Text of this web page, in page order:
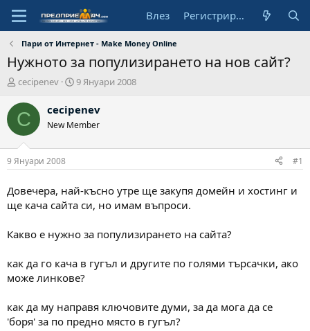
Влез Регистрирай се
Пари от Интернет - Make Money Online
Нужното за популизирането на нов сайт?
А
т
о
cecipenev
Н
ч
л
д
т
а
9 Януари 2008
C cecipenev
New Member
9 Януари 2008 #1
Довечера, най-късно утре ще закупя домейн и хостинг и
ще кача сайта си, но имам въпроси.
Какво е нужно за популизирането на сайта?
как да го кача в гугъл и другите по голями търсачки, ако
може линкове?
как да му направя ключовите думи, за да мога да се
'боря' за по предно място в гугъл?